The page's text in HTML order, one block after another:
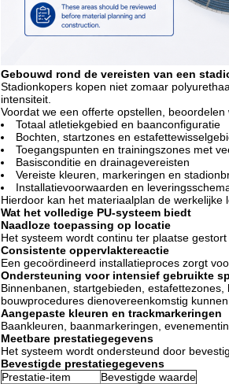
Gebouwd rond de vereisten van een
Stadionkopers kopen niet zomaar
intensiteit.
Voordat we een offerte opstellen,
Totaal atletiekgebied en baanconfiguratie
Bochten, startzones en
Toegangspunten en trainingszones met
Basisconditie en drainagevereisten
Vereiste kleuren, markeringen en
Installatievoorwaarden en
Hierdoor kan het materiaalplan de
Wat het volledige PU-systeem biedt
Naadloze toepassing op locatie
Het systeem wordt continu ter plaatse
Consistente oppervlaktereactie
Een gecoördineerd installatieproces zorgt
Ondersteuning voor intensief gebruikte
Binnenbanen, startgebieden,
bouwprocedures dienovereenkomstig
Aangepaste kleuren en trackmarkeringen
Baankleuren, baanmarkeringen,
Meetbare prestatiegegevens
Het systeem wordt ondersteund door
Bevestigde prestatiegegevens
Prestatie-item
Bevestigde waarde